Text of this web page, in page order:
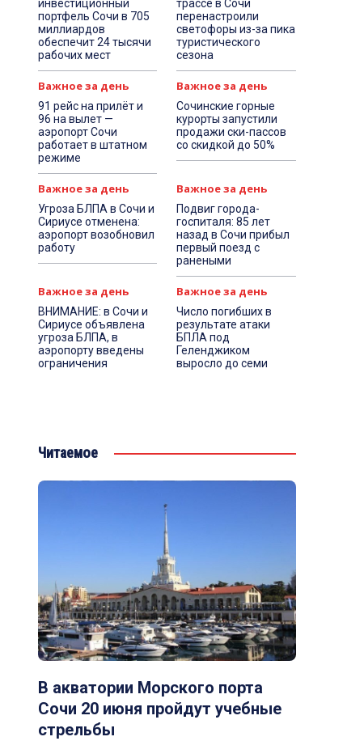
инвестиционный
портфель Сочи в 705
миллиардов
обеспечит 24 тысячи
рабочих мест
трассе в Сочи
перенастроили
светофоры из-за пика
туристического
сезона
Важное за день
91 рейс на прилёт и
96 на вылет —
аэропорт Сочи
работает в штатном
режиме
Важное за день
Сочинские горные
курорты запустили
продажи ски-пассов
со скидкой до 50%
Важное за день
Угроза БЛПА в Сочи и
Сириусе отменена:
аэропорт возобновил
работу
Важное за день
Подвиг города-
госпиталя: 85 лет
назад в Сочи прибыл
первый поезд с
ранеными
Важное за день
ВНИМАНИЕ: в Сочи и
Сириусе объявлена
угроза БЛПА, в
аэропорту введены
ограничения
Важное за день
Число погибших в
результате атаки
БПЛА под
Геленджиком
выросло до семи
Читаемое
В акватории Морского порта
Сочи 20 июня пройдут учебные
стрельбы